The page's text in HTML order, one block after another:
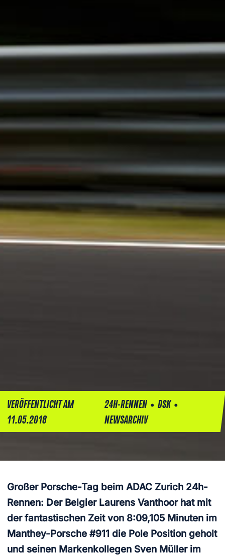
VERÖFFENTLICHT AM
11.05.2018
24H-RENNEN •DSK•
NEWSARCHIV
Großer Porsche-Tag beim ADAC Zurich 24h-
Rennen: Der Belgier Laurens Vanthoor hat mit
der fantastischen Zeit von 8:09,105 Minuten im
Manthey-Porsche #911 die Pole Position geholt
und seinen Markenkollegen Sven Müller im